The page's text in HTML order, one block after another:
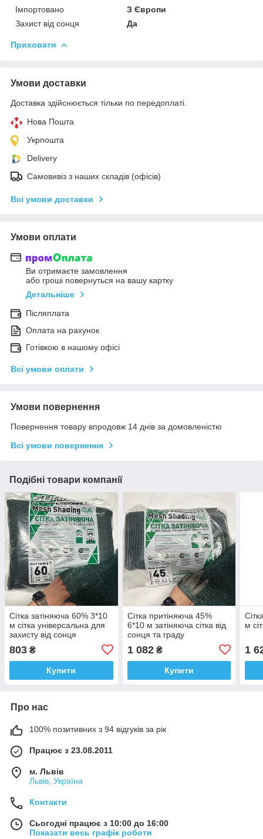
Імпортовано
З Європи
Захист від сонця
Да
Приховати
Умови доставки
Доставка здійснюється тільки по передоплаті.
Нова Пошта
Укрпошта
Delivery
Самовивіз з наших складів (офісів)
Всі умови доставки
Умови оплати
Ви отримаєте замовлення
або гроші повернуться на вашу картку
Детальніше
Післяплата
Оплата на рахунок
Готівкою в нашому офісі
Всі умови оплати
Умови повернення
Повернення товару впродовж 14 днів за домовленістю
Всі умови повернення
Подібні товари компанії
Сітка затіняюча 60% 3*10
м сітка універсальна для
захисту від сонця
803 ₴
Купити
Сітка притіняюча 45%
6*10 м затіняюча сітка від
сонця та граду
1 082₴
Купити
м
1
Про нас
100% позитивних з 94 відгуків за рік
Працює з 23.08.2011
м. Львів
Львів, Україна
Контакти
Сьогодні працює з 10:00 до 16:00
Показати весь графік роботи